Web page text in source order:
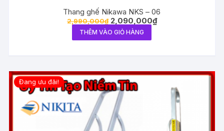
Thang ghế Nikawa NKS – 06
2,990,000₫ 2,090,000₫
THÊM VÀO GIỎ HÀNG
Đang ưu đãi!